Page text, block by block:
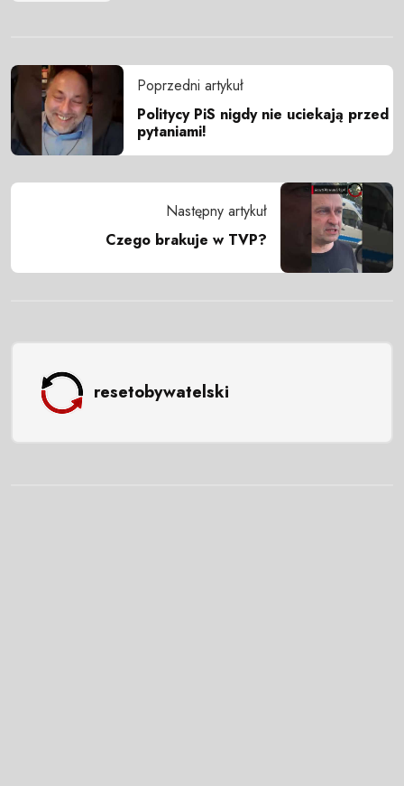
Poprzedni artykuł
Politycy PiS nigdy nie uciekają przed
pytaniami!
Następny artykuł
Czego brakuje w TVP?
resetobywatelski